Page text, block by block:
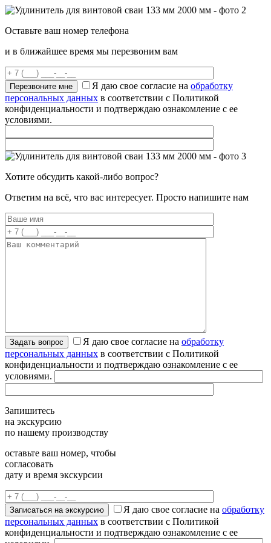
Оставьте ваш номер телефона
и в ближайшее время мы перезвоним вам
Я даю свое согласие на обработку
персональных данных в соответствии с Политикой
конфиденциальности и подтверждаю ознакомление с ее
условиями.
Хотите обсудить какой-либо вопрос?
Ответим на всё, что вас интересует. Просто напишите нам
Я даю свое согласие на обработку
персональных данных в соответствии с Политикой
конфиденциальности и подтверждаю ознакомление с ее
условиями.
Запишитесь
на экскурсию
по нашему производству
оставьте ваш номер, чтобы
согласовать
дату и время экскурсии
Я даю свое согласие на обработку
персональных данных в соответствии с Политикой
конфиденциальности и подтверждаю ознакомление с ее